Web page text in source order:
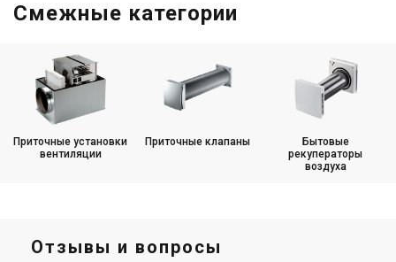
Смежные категории
Приточные установки
вентиляции
Приточные клапаны
Бытовые
рекуператоры
воздуха
Отзывы и вопросы